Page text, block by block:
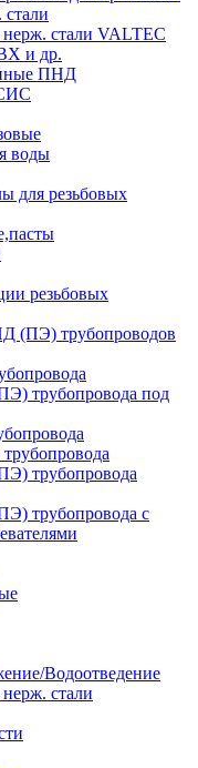
стали VALTEC
и др.
ПНД
воды
для резьбовых
резьбовых
трубопроводов
трубопровода под
трубопровода
трубопровода с
Водоотведение
стали